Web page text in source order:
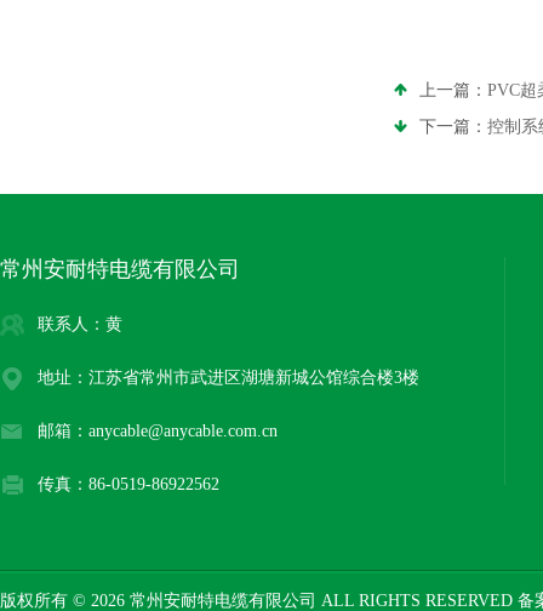
上一篇： PVC超
下一篇： 控制系
常州安耐特电缆有限公司
联系人：黄
地址：江苏省常州市武进区湖塘新城公馆综合楼3楼
邮箱：anycable@anycable.com.cn
传真：86-0519-86922562
版权所有 © 2026 常州安耐特电缆有限公司 ALL RIGHTS RESERVED 备